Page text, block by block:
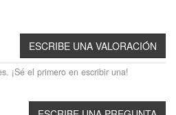
¡Sé el primero en escribir una!